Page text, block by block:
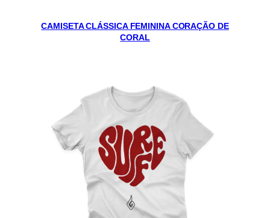
CAMISETA CLÁSSICA FEMININA CORAÇÃO DE
CORAL